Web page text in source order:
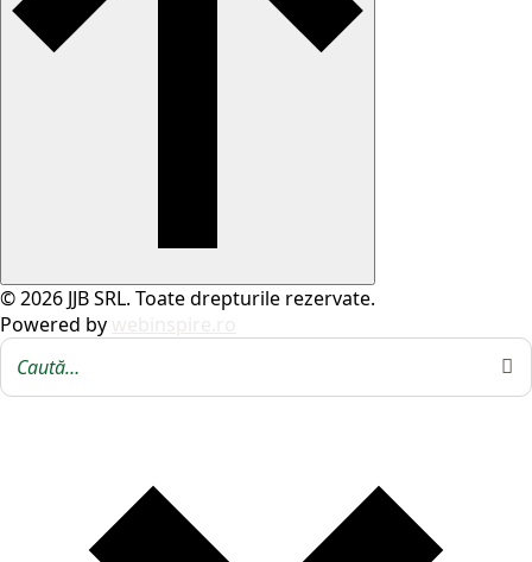
© 2026 JJB SRL. Toate drepturile rezervate.
Powered by